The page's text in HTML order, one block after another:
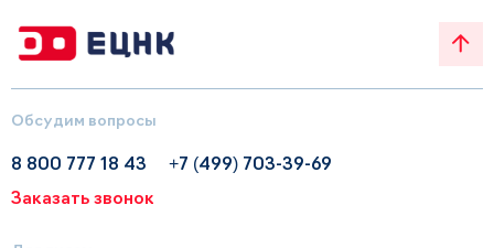
Обсудим вопросы
8 800 777 18 43
+7 (499) 703-39-69
Заказать звонок